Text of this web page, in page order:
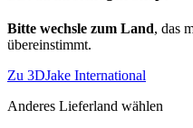
Bitte wechsle zum Land, das
übereinstimmt.
Zu 3DJake International
Anderes Lieferland wählen